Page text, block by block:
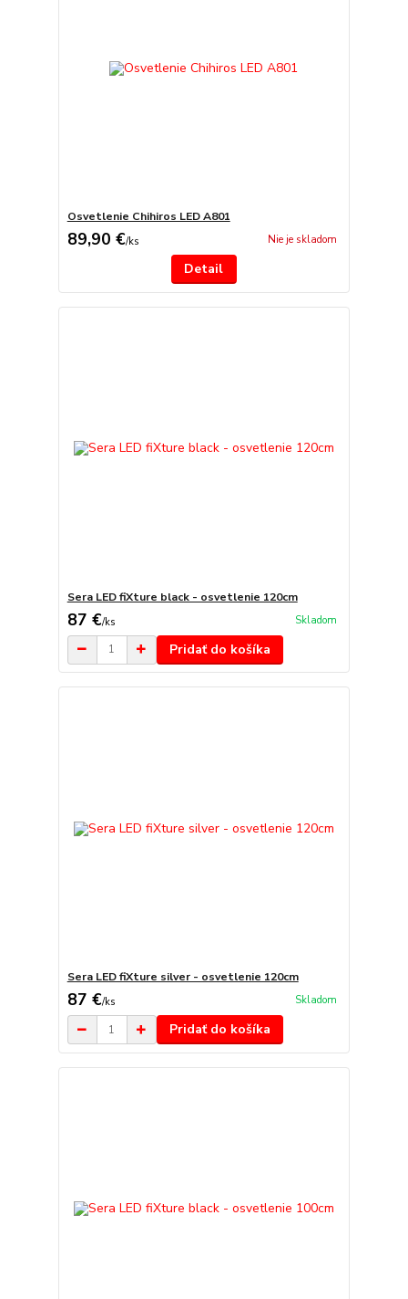
Osvetlenie Chihiros LED A801
89,90 €/ks Nie je skladom
Detail
Sera LED fiXture black - osvetlenie 120cm
87 €/ks Skladom
Pridať do košíka
Sera LED fiXture silver - osvetlenie 120cm
87 €/ks Skladom
Pridať do košíka